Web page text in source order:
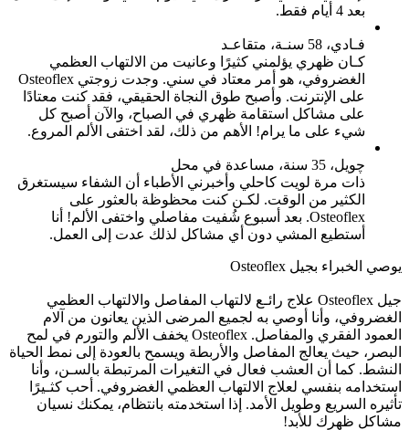
بعد 4 أيام فقط.
فـادي، 58 سنـة، متقاعـد
كـان ظهري يؤلمني كثيرًا وعانيت من الالتهاب العظمي
الغضروفي، هو أمر معتاد في سني. وجدت زوجتي Osteoflex
على الإنترنت. وأصبح طوق النجاة الحقيقي، فقد كنت معتادًا
على مشاكل استقامة ظهري في الصباح، والآن أصبح كل
شيء على ما يرام! الأهم من ذلك، لقد اختفى الألم المروع.
چويل، 35 سنة، مساعدة في محل
ذات مرة لويت كاحلي وأخبرني الأطباء أن الشفاء سيستغرق
الكثير من الوقت. لكـن كنت محظوظة بالعثور على
Osteoflex. بعد أسبوع شُفيت مفاصلي واختفى الألم! أنا
أستطيع المشي دون أي مشاكل لذلك عدت إلى العمل.
يوصي الخبراء بجيل Osteoflex
جيل Osteoflex علاج رائـع لالتهاب المفاصل والالتهاب العظمي
الغضروفي، وأنا أوصي به لجميع المرضى الذين يعانون من آلام
العمود الفقري والمفاصل. Osteoflex يخفف الألم والتورم في لمح
البصر، حيث يعالج المفاصل والأربطة ويسمح بالعودة إلى نمط الحياة
النشط. كما أن العشب فعال في التغيرات المرتبطة بالسـن، وأنا
استخدامه بنفسي لعلاج الالتهاب العظمي الغضروفي. أحب كثـيرًا
تأثيره السريع وطويل الأمد. إذا استخدمته بانتظام، يمكنك نسيان
مشاكل ظهرك للأبد!